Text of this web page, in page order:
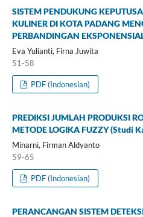
SISTEM PENDUKUNG
KULINER DI KOTA PADANG
PERBANDINGAN
Eva Yulianti, Firna Juwita
51-58
PDF (Indonesian)
PREDIKSI JUMLAH PRODUKSI
METODE LOGIKA FUZZY (Studi
Minarni, Firman Aldyanto
59-65
PDF (Indonesian)
PERANCANGAN SISTEM